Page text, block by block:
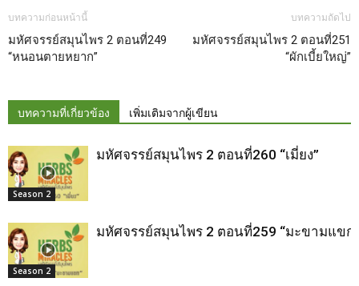
บทความก่อนหน้านี้
มหัศจรรย์สมุนไพร 2 ตอนที่249
“หนอนตายหยาก”
บทความถัดไป
มหัศจรรย์สมุนไพร 2 ตอนที่251
“ผักเบี้ยใหญ่”
บทความที่เกี่ยวข้อง เพิ่มเติมจากผู้เขียน
Season 2
มหัศจรรย์สมุนไพร 2 ตอนที่260 “เมี่ยง”
Season 2
มหัศจรรย์สมุนไพร 2 ตอนที่259 “มะขามแขก”